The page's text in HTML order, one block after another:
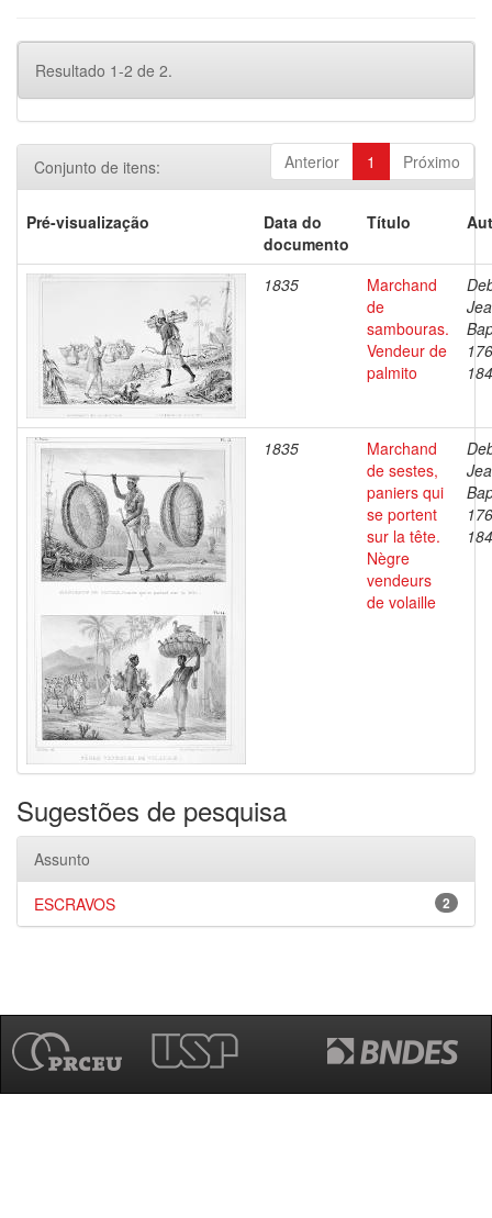
Resultado 1-2 de 2.
Anterior 1 Próximo
Conjunto de itens:
Pré-visualização
Data do
documento
Título
1835
Marchand
de
sambouras.
Vendeur de
palmito
1835
Marchand
de sestes,
paniers qui
se portent
sur la tête.
Nègre
vendeurs
de volaille
Sugestões de pesquisa
Assunto
2
ESCRAVOS